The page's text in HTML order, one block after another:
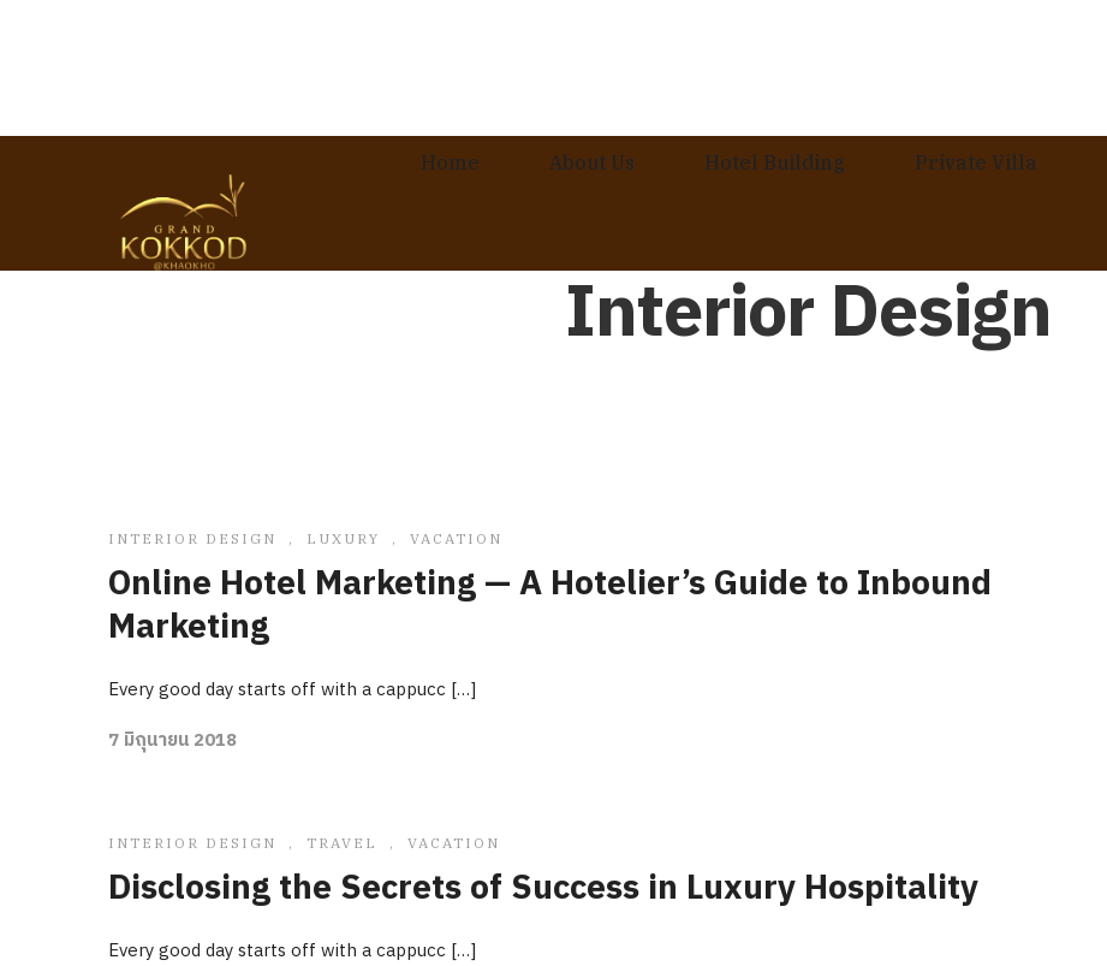
Home About Us Hotel Building Private Villa
Interior Design
INTERIOR DESIGN , LUXURY , VACATION
Online Hotel Marketing — A Hotelier’s Guide to Inbound
Marketing
Every good day starts off with a cappucc […]
7 มิถุนายน 2018
INTERIOR DESIGN , TRAVEL , VACATION
Disclosing the Secrets of Success in Luxury Hospitality
Every good day starts off with a cappucc […]